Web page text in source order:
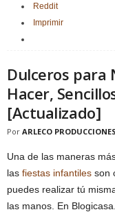
Reddit
Imprimir
Dulceros para
Hacer,
[Actualizado]
Por ARLECO PRODUCCIONES
Una de las maneras
las fiestas infantiles son
puedes realizar tú
las manos. En